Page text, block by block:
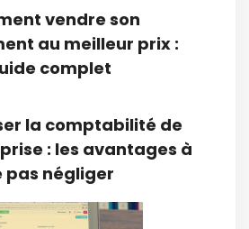
vendre son
au meilleur prix :
complet
la comptabilité de
: les avantages à
pas négliger